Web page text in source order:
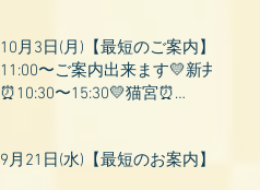
10月3日(月)【最短のご案内】
11:00〜ご案内出来ます💛新井
⏰10:30〜15:30💛猫宮⏰
9月21日(水)【最短のお案内】